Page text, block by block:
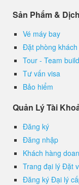
Sản Phẩm &
Vé máy bay
Đặt phòng khách
Tour - Team
Tư vấn visa
Bảo hiểm
Quản Lý Tài
Đăng ký
Đăng nhập
Khách hàng
Trang đại lý Đặt
Đăng ký Đại lý